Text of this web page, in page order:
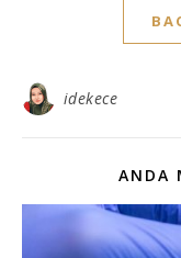
idekece
ANDA